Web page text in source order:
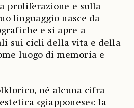
proliferazione e sulla
linguaggio nasce da
e si apre a
sui cicli della vita e della
luogo di memoria e
né alcuna cifra
«giapponese»: la